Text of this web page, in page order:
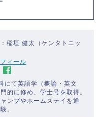
稲垣 健太（ケンタトニッ
ィール
にて英語学（概論・英文
的に修め、学士号を取得。
ンプやホームステイを通
。